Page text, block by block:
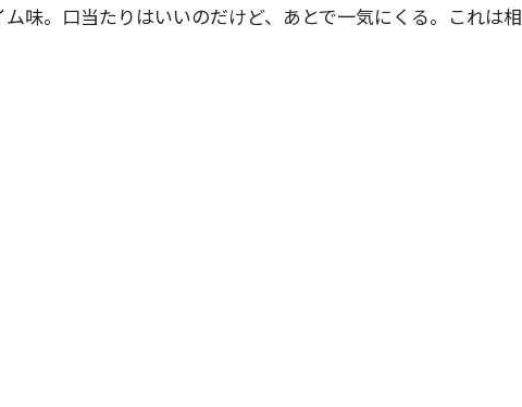
味。口当たりはいいのだけど、あとで一気にくる。これは相